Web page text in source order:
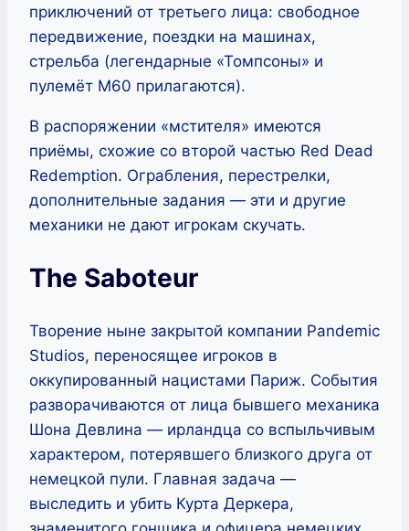
приключений от третьего лица: свободное
передвижение, поездки на машинах,
стрельба (легендарные «Томпсоны» и
пулемёт M60 прилагаются).
В распоряжении «мстителя» имеются
приёмы, схожие со второй частью Red Dead
Redemption. Ограбления, перестрелки,
дополнительные задания — эти и другие
механики не дают игрокам скучать.
The Saboteur
Творение ныне закрытой компании Pandemic
Studios, переносящее игроков в
оккупированный нацистами Париж. События
разворачиваются от лица бывшего механика
Шона Девлина — ирландца со вспыльчивым
характером, потерявшего близкого друга от
немецкой пули. Главная задача —
выследить и убить Курта Деркера,